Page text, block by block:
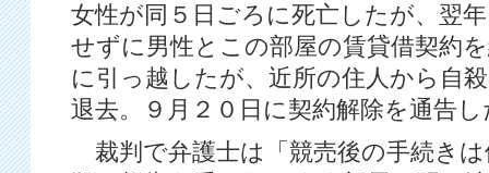
女性が同５日ごろに死亡したが、翌
せずに男性とこの部屋の賃貸借契約
に引っ越したが、近所の住人から自
退去。９月２０日に契約解除を通告し
裁判で弁護士は「競売後の手続き